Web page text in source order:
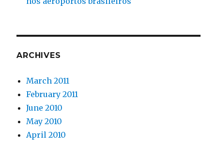
ARCHIVES
March 2011
February 2011
June 2010
May 2010
April 2010